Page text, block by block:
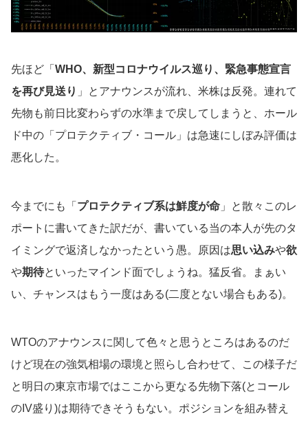
先ほど「 WHO、新型コロナウイルス巡り、緊急事態宣言
を再び見送り 」とアナウンスが流れ、米株は反発。連れて
先物も前日比変わらずの水準まで戻してしまうと、ホール
ド中の「プロテクティブ・コール」は急速にしぼみ評価は
悪化した。
今までにも「 プロテクティブ系は鮮度が命 」と散々このレ
ポートに書いてきた訳だが、書いている当の本人が先のタ
イミングで返済しなかったという愚。原因は思い込みや欲
や期待といったマインド面でしょうね。猛反省。まぁい
い、チャンスはもう一度はある(二度とない場合もある)。
WTOのアナウンスに関して色々と思うところはあるのだ
けど現在の強気相場の環境と照らし合わせて、この様子だ
と明日の東京市場ではここから更なる先物下落(とコール
のIV盛り)は期待できそうもない。ポジションを組み替え